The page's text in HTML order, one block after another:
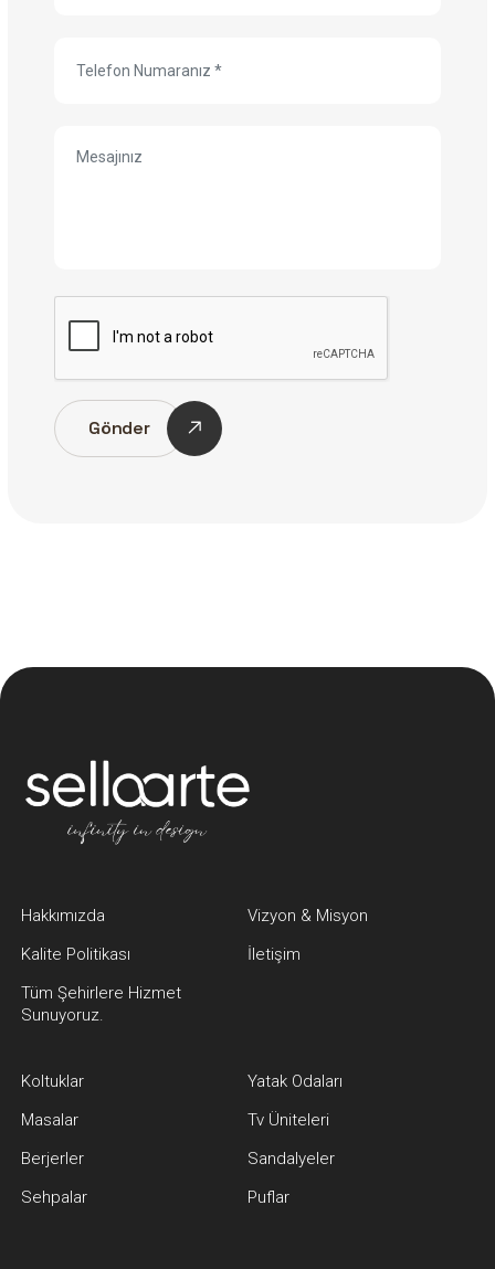
Gönder
Hakkımızda
Vizyon & Misyon
Kalite Politikası
İletişim
Tüm Şehirlere Hizmet
Sunuyoruz.
Koltuklar
Yatak Odaları
Masalar
Tv Üniteleri
Berjerler
Sandalyeler
Sehpalar
Puflar